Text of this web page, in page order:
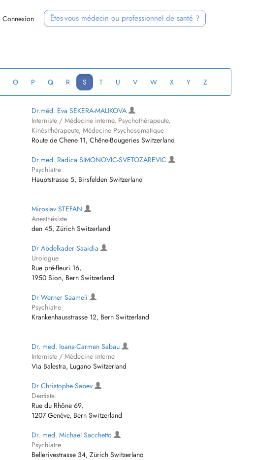
Connexion Êtes-vous médecin ou professionnel de santé ?
O P Q R S T U V W X Y Z
Dr.méd. Eva SEKERA-MALIKOVA
Interniste / Médecine interne, Psychothérapeute,
Kinésithérapeute, Médecine Psychosomatique
Route de Chene 11, Chêne-Bougeries Switzerland
Dr.med. Radica SIMONOVIC-SVETOZAREVIC
Psychiatre
Hauptstrasse 5, Birsfelden Switzerland
Miroslav STEFAN
Anesthésiste
den 45, Zürich Switzerland
Dr Abdelkader Saaidia
Urologue
Rue pré-fleuri 16,
1950 Sion, Bern Switzerland
Dr Werner Saameli
Psychiatre
Krankenhausstrasse 12, Bern Switzerland
Dr. med. Ioana-Carmen Sabau
Interniste / Médecine interne
Via Balestra, Lugano Switzerland
Dr Christophe Sabev
Dentiste
Rue du Rhône 69,
1207 Genève, Bern Switzerland
Dr. med. Michael Sacchetto
Psychiatre
Bellerivestrasse 34, Zürich Switzerland